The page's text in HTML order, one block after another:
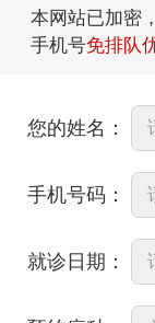
本网站已加密
手机号免排队
您的姓名：
手机号码：
就诊日期：